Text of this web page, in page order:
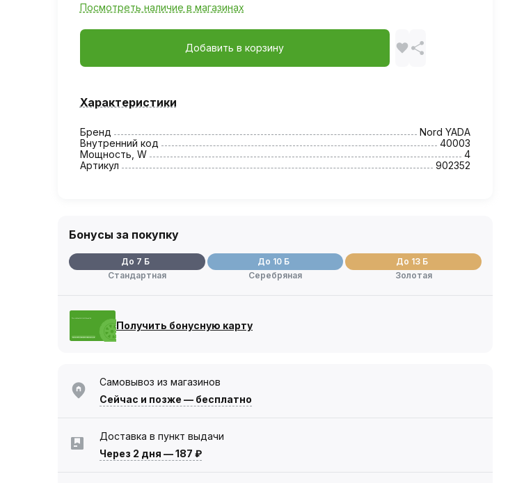
Посмотреть наличие в магазинах
Добавить в корзину
Характеристики
Бренд
Nord YADA
Внутренний код
40003
Мощность, W
4
Артикул
902352
Бонусы за покупку
До 7 Б
Стандартная
До 10 Б
Серебряная
До 13 Б
Золотая
Получить бонусную карту
Самовывоз из магазинов
Сейчас и позже — бесплатно
Доставка в пункт выдачи
Через 2 дня —187 ₽